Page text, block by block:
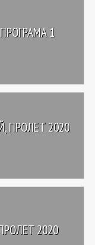
1
ПРОЛЕТ 2020
2020